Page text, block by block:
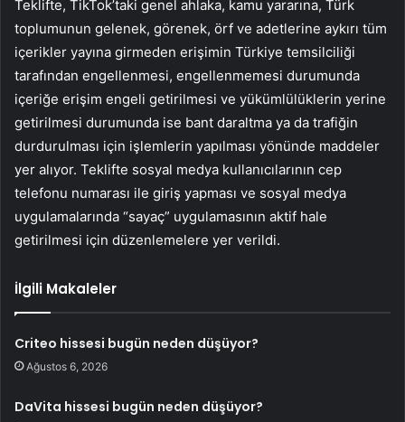
Teklifte, TikTok’taki genel ahlaka, kamu yararına, Türk
toplumunun gelenek, görenek, örf ve adetlerine aykırı tüm
içerikler yayına girmeden erişimin Türkiye temsilciliği
tarafından engellenmesi, engellenmemesi durumunda
içeriğe erişim engeli getirilmesi ve yükümlülüklerin yerine
getirilmesi durumunda ise bant daraltma ya da trafiğin
durdurulması için işlemlerin yapılması yönünde maddeler
yer alıyor. Teklifte sosyal medya kullanıcılarının cep
telefonu numarası ile giriş yapması ve sosyal medya
uygulamalarında “sayaç” uygulamasının aktif hale
getirilmesi için düzenlemelere yer verildi.
İlgili Makaleler
Criteo hissesi bugün neden düşüyor?
Ağustos 6, 2026
DaVita hissesi bugün neden düşüyor?